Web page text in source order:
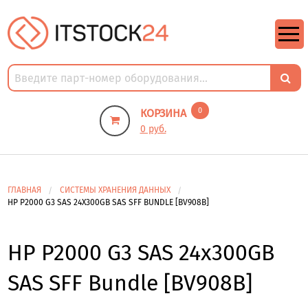
КОРЗИНА 0
0 руб.
ГЛАВНАЯ
СИСТЕМЫ ХРАНЕНИЯ ДАННЫХ
HP P2000 G3 SAS 24X300GB SAS SFF BUNDLE [BV908B]
HP P2000 G3 SAS 24x300GB
SAS SFF Bundle [BV908B]